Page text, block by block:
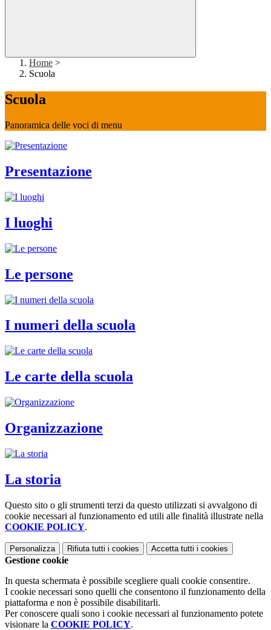
Home >
Scuola
Scuola
Panoramica delle voci di menu
Presentazione
I luoghi
Le persone
I numeri della scuola
Le carte della scuola
Organizzazione
La storia
Questo sito o gli strumenti terzi da questo utilizzati si avvalgono di
cookie necessari al funzionamento ed utili alle finalità illustrate nella
COOKIE POLICY.
Personalizza Rifiuta tutti i cookies Accetta tutti i cookies
Gestione cookie
In questa schermata è possibile scegliere quali cookie consentire.
I cookie necessari sono quelli che consentono il funzionamento della
piattaforma e non è possibile disabilitarli.
Per conoscere quali sono i cookie necessari al funzionamento potete
visionare la COOKIE POLICY.